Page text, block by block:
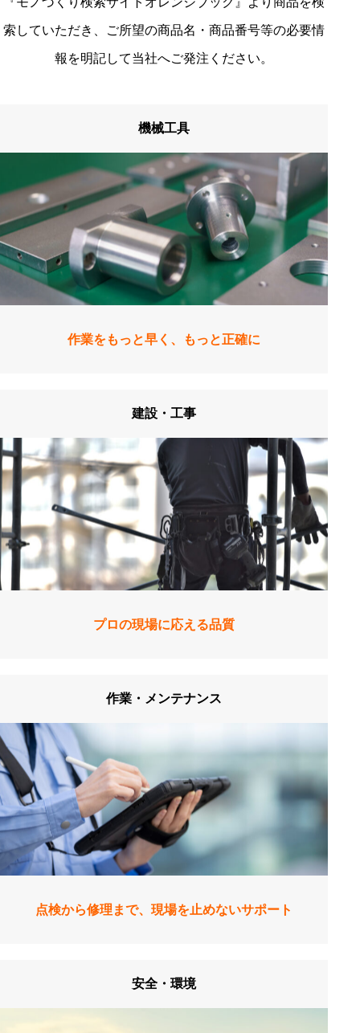
索していただき、ご所望の商品名・商品番号等の必要情
報を明記して当社へご発注ください。
機械工具
作業をもっと早く、もっと正確に
建設・工事
プロの現場に応える品質
作業・メンテナンス
点検から修理まで、現場を止めないサポート
安全・環境